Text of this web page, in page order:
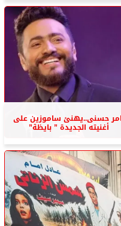
حسنى..يهنئ ساموزين على
أغنيته الجديدة ” بايظة”